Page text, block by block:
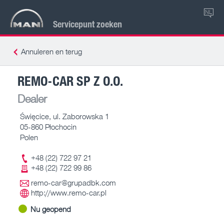
Servicepunt zoeken
NL
Annuleren en terug
REMO-CAR SP Z O.O.
Dealer
Święcice, ul. Zaborowska 1
05-860 Płochocin
Polen
+48 (22) 722 97 21
+48 (22) 722 99 86
remo-car@grupadbk.com
http://www.remo-car.pl
Nu geopend